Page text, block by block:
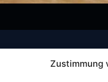
Zustimmung